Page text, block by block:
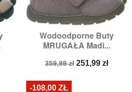
Wodoodporne Buty
MRUGAŁA Madi...
Cena
359,99 zł Cena
251,99 zł
-108,00 ZŁ